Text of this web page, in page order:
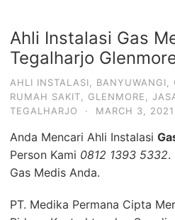
Ahli Instalasi Gas
Tegalharjo
AHLI INSTALASI BANYUWANGI
RUMAH SAKIT
GLENMORE
TEGALHARJO
· MARCH 3, 2021
Anda Mencari Ahli Instalasi
Person Kami 0812 1393 5332.
Gas Medis Anda.
PT. Medika Permana Cipta